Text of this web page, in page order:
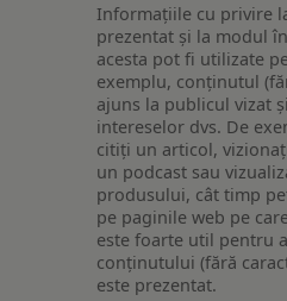
Informațiile cu privire
prezentat și la modul
acesta pot fi utilizate
exemplu, conținutul
ajuns la publicul vizat
intereselor dvs. De
citiți un articol,
un podcast sau
produsului, cât timp
pe paginile web pe
este foarte util pentru
conținutului (fără
este prezentat.